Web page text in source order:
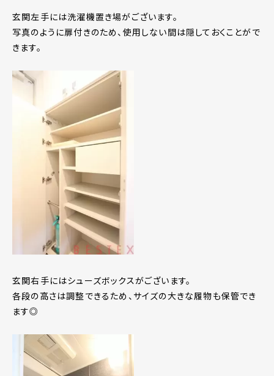
玄関左手には洗濯機置き場がございます。
写真のように扉付きのため、使用しない間は隠しておくことがで
きます。
玄関右手にはシューズボックスがございます。
各段の高さは調整できるため、サイズの大きな履物も保管でき
ます◎